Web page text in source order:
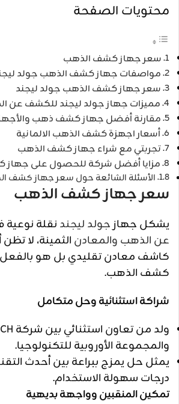
محتويات الصفحة
سعر جهاز كشف الذهب
مواصفات جهاز كشف الذهب جولد
سعر جهاز كشف الذهب جولد ليجند
مميزات جهاز جولد ليجند للكشف عن
مقارنة أفضل جهاز كشف ذهب
أسعار اجهزة كشف الذهب الالمانية
تجربتي مع شراء جهاز كشف الذهب
مزايا أفضل شركة للحصول على
الأسئلة الشائعة حول سعر جهاز كشف
سعر جهاز كشف الذهب
يشكل جهازجولد ليجند نقلة
عن الذهب والمعادن الثمينة، لا
كاشف معادن تقليدي بل هو
كشف الذهب.
شراكة استثنائية وحل متكامل
والمجموعة الأوروبية للتكنولوجيا.
يمثل حل يمزج ببراعة بين أحدث
درجات سهولة الاستخدام.
تمكين المنقبين وواجهة بديهية